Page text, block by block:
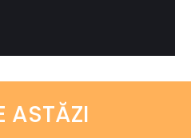
ASTĂZI